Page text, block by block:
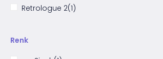
Retrologue 2(1)
4GB Loopmaster
Sounds and
Renk